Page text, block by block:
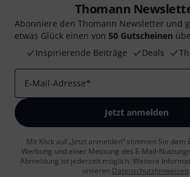
Thomann
Abonniere den Thomann Newsletter und
etwas Glück einen von 50 Gutscheinen
Inspirierende Beiträge
Deals
E-Mail-Adresse*
Jetzt anmelden
Mit Klick auf „Jetzt anmelden“ stimmen Sie dem
Werbung und einer Messung des E-Mail-
Abmeldung ist jederzeit möglich. Weitere
unseren Datenschutzhinweisen.